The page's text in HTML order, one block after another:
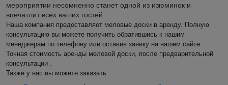
мероприятии несомненно станет одной из изюминок и
впечатлит всех ваших гостей.
Наша компания предоставляет меловые доски в аренду. Полную
консультацию вы можете получить обратившись к нашим
менеджерам по телефону или оставив заявку на нашем сайте.
Точная стоимость аренды меловой доски, после предварительной
консультации .
Также у нас вы можете заказать: